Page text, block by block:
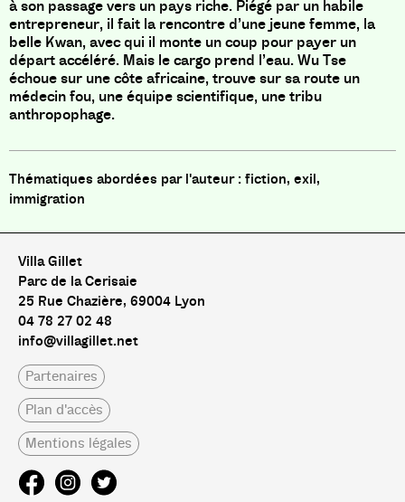
à son passage vers un pays riche. Piégé par un habile
entrepreneur, il fait la rencontre d’une jeune femme, la
belle Kwan, avec qui il monte un coup pour payer un
départ accéléré. Mais le cargo prend l’eau. Wu Tse
échoue sur une côte africaine, trouve sur sa route un
médecin fou, une équipe scientifique, une tribu
anthropophage.
fiction, exil,
immigration
Villa Gillet
Parc de la Cerisaie
25 Rue Chazière, 69004 Lyon
04 78 27 02 48
info@villagillet.net
Partenaires
Plan d'accès
Mentions légales